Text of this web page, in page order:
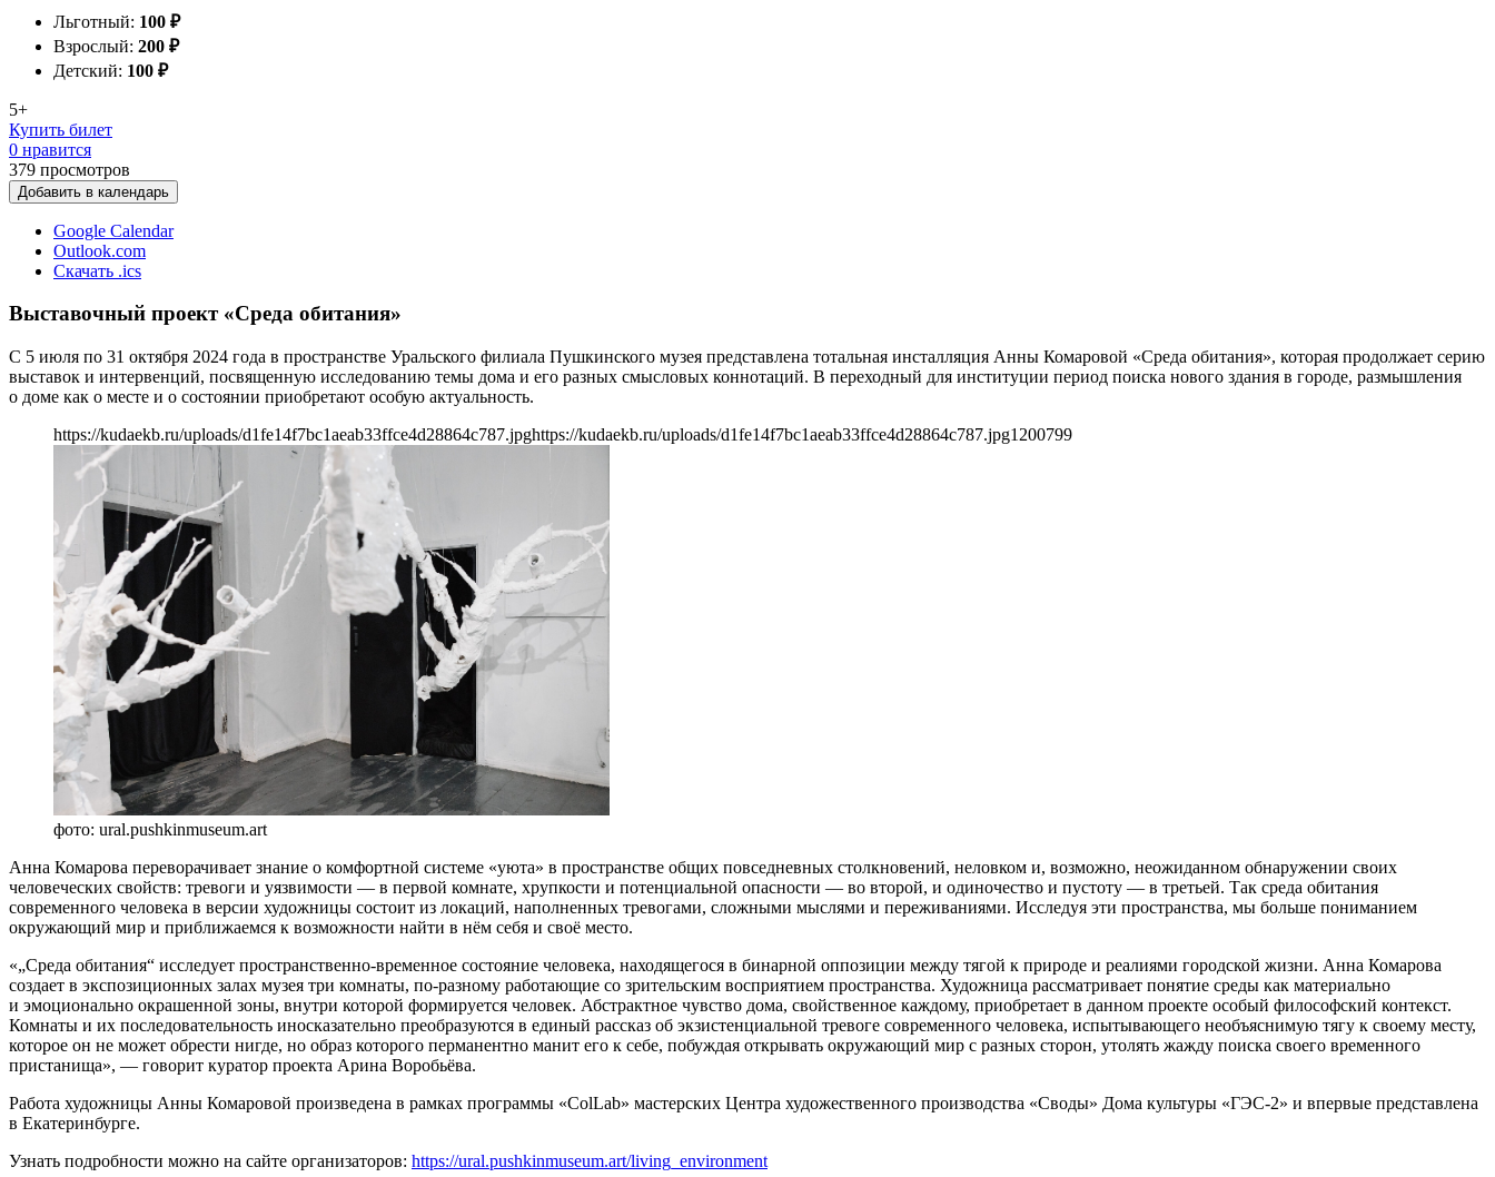
Льготный: 100 ₽
Взрослый: 200 ₽
Детский: 100 ₽
5+
Купить билет
0 нравится
379 просмотров
Добавить в календарь
Google Calendar
Outlook.com
Скачать .ics
Выставочный проект «Среда обитания»
С 5 июля по 31 октября 2024 года в пространстве Уральского филиала Пушкинского музея представлена тотальная инсталляция Анны Комаровой «Среда обитания», которая продолжает серию
выставок и интервенций, посвященную исследованию темы дома и его разных смысловых коннотаций. В переходный для институции период поиска нового здания в городе, размышления
о доме как о месте и о состоянии приобретают особую актуальность.
https://kudaekb.ru/uploads/d1fe14f7bc1aeab33ffce4d28864c787.jpghttps://kudaekb.ru/uploads/d1fe14f7bc1aeab33ffce4d28864c787.jpg1200799
фото: ural.pushkinmuseum.art
Анна Комарова переворачивает знание о комфортной системе «уюта» в пространстве общих повседневных столкновений, неловком и, возможно, неожиданном обнаружении своих
человеческих свойств: тревоги и уязвимости — в первой комнате, хрупкости и потенциальной опасности — во второй, и одиночество и пустоту — в третьей. Так среда обитания
современного человека в версии художницы состоит из локаций, наполненных тревогами, сложными мыслями и переживаниями. Исследуя эти пространства, мы больше пониманием
окружающий мир и приближаемся к возможности найти в нём себя и своё место.
«„Среда обитания“ исследует пространственно-временное состояние человека, находящегося в бинарной оппозиции между тягой к природе и реалиями городской жизни. Анна Комарова
создает в экспозиционных залах музея три комнаты, по-разному работающие со зрительским восприятием пространства. Художница рассматривает понятие среды как материально
и эмоционально окрашенной зоны, внутри которой формируется человек. Абстрактное чувство дома, свойственное каждому, приобретает в данном проекте особый философский контекст.
Комнаты и их последовательность иносказательно преобразуются в единый рассказ об экзистенциальной тревоге современного человека, испытывающего необъяснимую тягу к своему месту,
которое он не может обрести нигде, но образ которого перманентно манит его к себе, побуждая открывать окружающий мир с разных сторон, утолять жажду поиска своего временного
пристанища», — говорит куратор проекта Арина Воробьёва.
Работа художницы Анны Комаровой произведена в рамках программы «ColLab» мастерских Центра художественного производства «Своды» Дома культуры «ГЭС-2» и впервые представлена
в Екатеринбурге.
Узнать подробности можно на сайте организаторов: https://ural.pushkinmuseum.art/living_environment